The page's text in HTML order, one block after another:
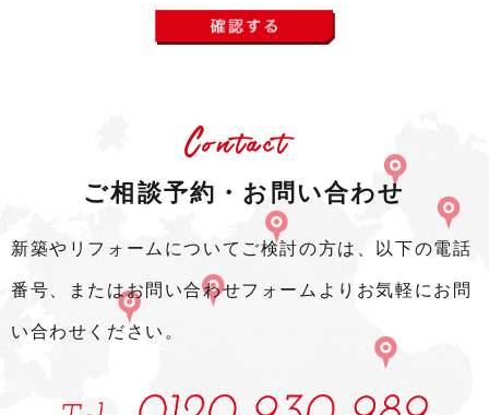
Contact
ご相談予約・お問い合わせ
新築やリフォームについてご検討の方は、以下の電話
番号、またはお問い合わせフォームよりお気軽にお問
い合わせください。